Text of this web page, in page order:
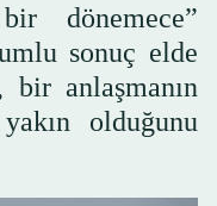
dönemece”
sonuç elde
anlaşmanın
olduğunu